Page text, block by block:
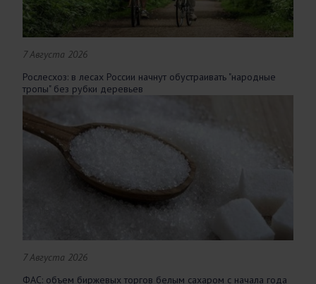
7 Августа 2026
Рослесхоз: в лесах России начнут обустраивать "народные
тропы" без рубки деревьев
7 Августа 2026
ФАС: объем биржевых торгов белым сахаром с начала года